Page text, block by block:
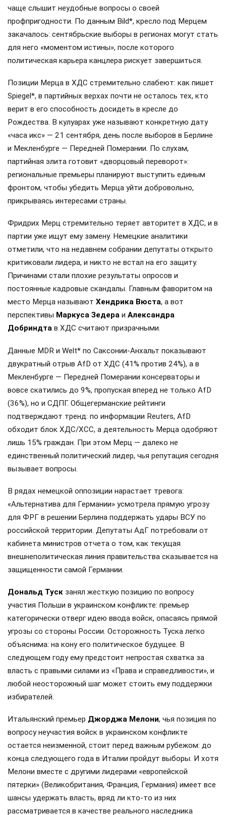
чаще слышит неудобные вопросы о своей
профпригодности. По данным Bild*, кресло под Мерцем
закачалось: сентябрьские выборы в регионах могут стать
для него «моментом истины», после которого
политическая карьера канцлера рискует завершиться.
Позиции Мерца в ХДС стремительно слабеют: как пишет
Spiegel*, в партийных верхах почти не осталось тех, кто
верит в его способность досидеть в кресле до
Рождества. В кулуарах уже называют конкретную дату
«часа икс» — 21 сентября, день после выборов в Берлине
и Мекленбурге — Передней Померании. По слухам,
партийная элита готовит «дворцовый переворот»:
региональные премьеры планируют выступить единым
фронтом, чтобы убедить Мерца уйти добровольно,
прикрываясь интересами страны.
Фридрих Мерц стремительно теряет авторитет в ХДС, и в
партии уже ищут ему замену. Немецкие аналитики
отметили, что на недавнем собрании депутаты открыто
критиковали лидера, и никто не встал на его защиту.
Причинами стали плохие результаты опросов и
постоянные кадровые скандалы. Главным фаворитом на
место Мерца называют Хендрика Вюста, а вот
перспективы Маркуса Зедера и Александра
Добриндта в ХДС считают призрачными.
Данные MDR и Welt* по Саксонии-Анхальт показывают
двукратный отрыв AfD от ХДС (41% против 24%), а в
Мекленбурге — Передней Померании консерваторы и
вовсе скатились до 9%, пропуская вперед не только AfD
(36%), но и СДПГ. Общегерманские рейтинги
подтверждают тренд: по информации Reuters, AfD
обходит блок ХДС/ХСС, а деятельность Мерца одобряют
лишь 15% граждан. При этом Мерц — далеко не
единственный политический лидер, чья репутация сегодня
вызывает вопросы.
В рядах немецкой оппозиции нарастает тревога:
«Альтернатива для Германии» усмотрела прямую угрозу
для ФРГ в решении Берлина поддержать удары ВСУ по
российской территории. Депутаты АдГ потребовали от
кабинета министров отчета о том, как текущая
внешнеполитическая линия правительства сказывается на
защищенности самой Германии.
Дональд Туск занял жесткую позицию по вопросу
участия Польши в украинском конфликте: премьер
категорически отверг идею ввода войск, опасаясь прямой
угрозы со стороны России. Осторожность Туска легко
объяснима: на кону его политическое будущее. В
следующем году ему предстоит непростая схватка за
власть с правыми силами из «Права и справедливости», и
любой неосторожный шаг может стоить ему поддержки
избирателей.
Итальянский премьер Джорджа Мелони, чья позиция по
вопросу неучастия войск в украинском конфликте
остается неизменной, стоит перед важным рубежом: до
конца следующего года в Италии пройдут выборы. И хотя
Мелони вместе с другими лидерами «европейской
пятерки» (Великобритания, Франция, Германия) имеет все
шансы удержать власть, вряд ли кто-то из них
рассматривается в качестве реального наследника